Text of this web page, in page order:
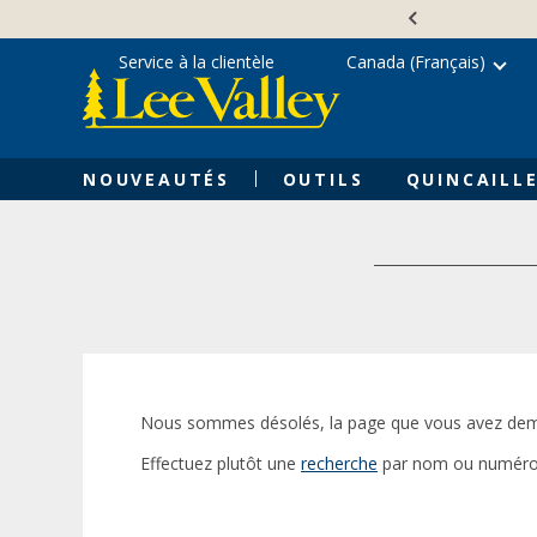
content
NOUVEAUTÉS OUTILS
Service à la clientèle Canada (Français)
Nous sommes désolés, la page que vous avez
Effectuez plutôt une recherche par nom ou